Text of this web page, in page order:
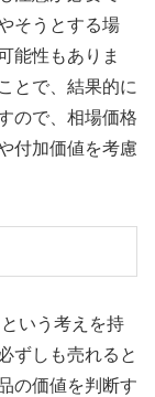
そうとする場
能性もありま
とで、結果的に
ので、相場価格
付加価値を考慮
いう考えを持
ずしも売れると
の価値を判断す